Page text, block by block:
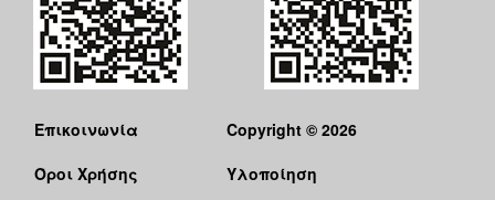
Επικοινωνία
Όροι Χρήσης
Copyright © 2026
Υλοποίηση